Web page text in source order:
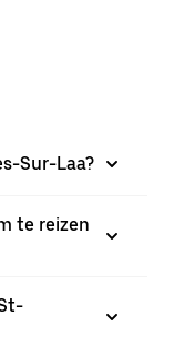
Sur-Laa?
te reizen